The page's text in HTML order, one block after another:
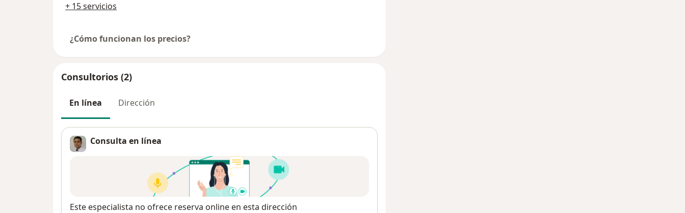
+ 15 servicios
¿Cómo funcionan los precios?
Consultorios (2)
En línea Dirección
Consulta en línea
Disponibilidad
Este especialista no ofrece reserva online en esta dirección